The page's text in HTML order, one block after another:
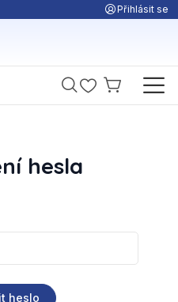
Přihlásit se
hesla
heslo